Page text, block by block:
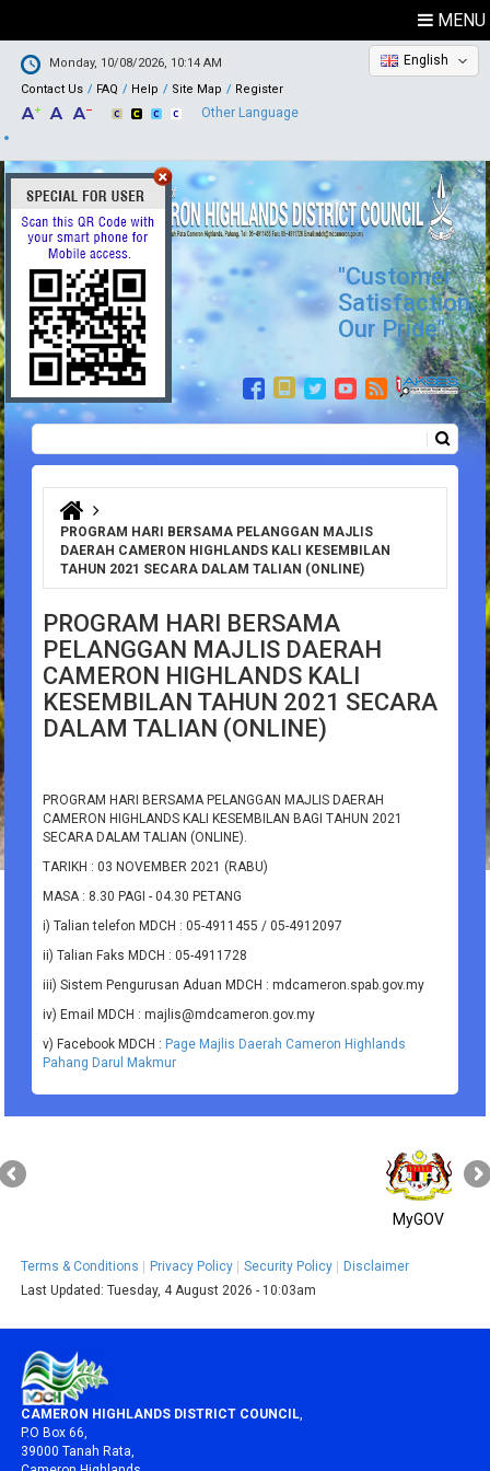
MENU
Monday, 10/08/2026, 10:14 AM
Contact Us
FAQ Help Site Map Register
English
Other Language
"Customer
Satisfaction,
Our Pride"
Search form
You are here
PROGRAM HARI BERSAMA PELANGGAN MAJLIS
DAERAH CAMERON HIGHLANDS KALI KESEMBILAN
TAHUN 2021 SECARA DALAM TALIAN (ONLINE)
PROGRAM HARI BERSAMA
PELANGGAN MAJLIS DAERAH
CAMERON HIGHLANDS KALI
KESEMBILAN TAHUN 2021 SECARA
DALAM TALIAN (ONLINE)
PROGRAM HARI BERSAMA PELANGGAN MAJLIS DAERAH
CAMERON HIGHLANDS KALI KESEMBILAN BAGI TAHUN 2021
SECARA DALAM TALIAN (ONLINE).
TARIKH : 03 NOVEMBER 2021 (RABU)
MASA : 8.30 PAGI - 04.30 PETANG
i) Talian telefon MDCH : 05-4911455 / 05-4912097
ii) Talian Faks MDCH : 05-4911728
iii) Sistem Pengurusan Aduan MDCH : mdcameron.spab.gov.my
iv) Email MDCH : majlis@mdcameron.gov.my
v) Facebook MDCH : Page Majlis Daerah Cameron Highlands
Pahang Darul Makmur
MyGOV
Terms & Conditions Privacy Policy Security Policy
Disclaimer
Last Updated:Tuesday, 4 August 2026 - 10:03am
CAMERON HIGHLANDS DISTRICT COUNCIL,
P.O Box 66,
39000 Tanah Rata,